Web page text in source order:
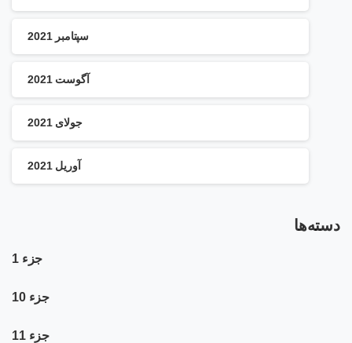
سپتامبر 2021
آگوست 2021
جولای 2021
آوریل 2021
دسته‌ها
جزء 1
جزء 10
جزء 11